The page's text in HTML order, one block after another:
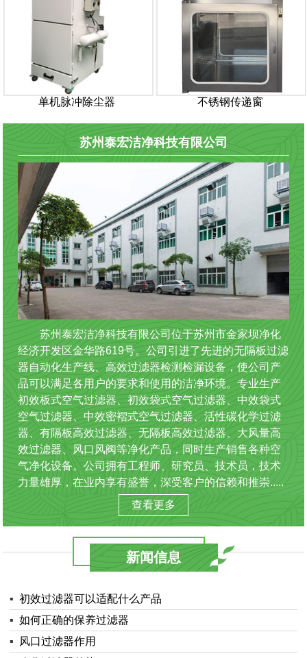
单机脉冲除尘器 不锈钢传递窗
苏州泰宏洁净科技有限公司
苏州泰宏洁净科技有限公司位于苏州市金家坝净化
经济开发区金华路619号。公司引进了先进的无隔板过滤
器自动化生产线、高效过滤器检测检漏设备，使公司产
品可以满足各用户的要求和使用的洁净环境。专业生产
初效板式空气过滤器、初效袋式空气过滤器、中效袋式
空气过滤器、中效密褶式空气过滤器、活性碳化学过滤
器、有隔板高效过滤器、无隔板高效过滤器、大风量高
效过滤器、风口风阀等净化产品，同时生产销售各种空
气净化设备。公司拥有工程师、研究员、技术员，技术
力量雄厚，在业内享有盛誉，深受客户的信赖和推崇.....
查看更多
新闻信息
▪ 初效过滤器可以适配什么产品
▪ 如何正确的保养过滤器
▪
风口过滤器作用